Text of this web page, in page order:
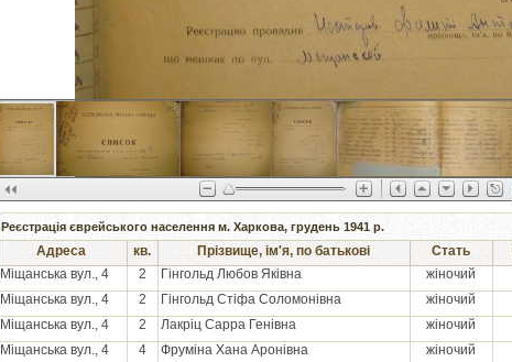
Реєстрація єврейського населення м. Харкова, грудень 1941 р.
Адреса кв. Прізвище, ім'я, по батькові Стать
Міщанська вул., 4
2 Гінгольд Любов Яківна жіночий
Міщанська вул., 4
2 Гінгольд Стіфа Соломонівна жіночий
Міщанська вул., 4
2 Лакріц Сарра Генівна жіночий
Міщанська вул., 4
4 Фруміна Хана Аронівна жіночий